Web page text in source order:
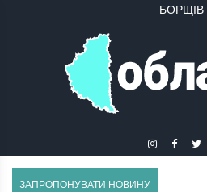
ЗАПРОПОНУВАТИ НОВИНУ